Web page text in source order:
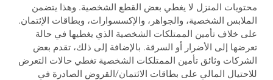
محتويات المنزل لا يغطي بعض القطع الشخصية. وهذا يتضمن
الملابس الشخصية، والجواهر، والإكسسوارات، وبطاقات الإئتمان.
على خلاف تأمين الممتلكات الشخصية الذي يغطيها في حالة
تعرضها إلى الأضرار أو السرقة. بالإضافة إلى ذلك، تقدم بعض
الشركات وثائق تأمين الممتلكات الشخصية تغطي حالات التعرض
للاحتيال المالي على بطاقات الائتمان/القروض الصادرة في